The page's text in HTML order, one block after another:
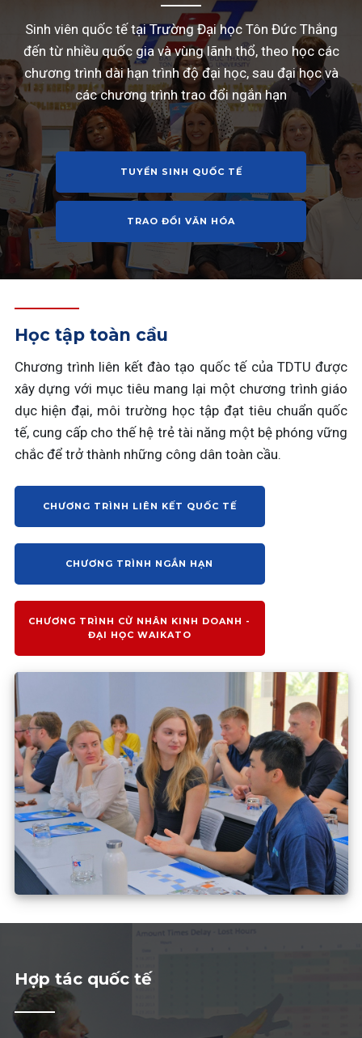
Sinh viên quốc tế tại Trường Đại học Tôn Đức Thắng
đến từ nhiều quốc gia và vùng lãnh thổ, theo học các
chương trình dài hạn trình độ đại học, sau đại học và
các chương trình trao đổi ngắn hạn
TUYỂN SINH QUỐC TẾ
TRAO ĐỔI VĂN HÓA
Học tập toàn cầu
Chương trình liên kết đào tạo quốc tế của TDTU được
xây dựng với mục tiêu mang lại một chương trình giáo
dục hiện đại, môi trường học tập đạt tiêu chuẩn quốc
tế, cung cấp cho thế hệ trẻ tài năng một bệ phóng vững
chắc để trở thành những công dân toàn cầu.
CHƯƠNG TRÌNH LIÊN KẾT QUỐC TẾ
CHƯƠNG TRÌNH NGẮN HẠN
CHƯƠNG TRÌNH CỬ NHÂN KINH DOANH -
ĐẠI HỌC WAIKATO
Hợp tác quốc tế